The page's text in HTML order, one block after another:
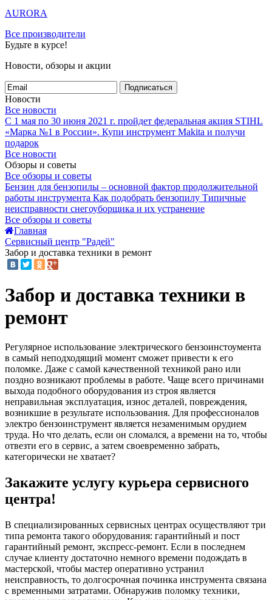
AURORA
Все производители
Будьте в курсе!
Новости, обзоры и акции
Подписаться
Новости
Все новости
С 1 мая по 30 июня 2021 г. пройдет федеральная акция STIHL
«Марка №1 в России». Купи инструмент Makita и получи
подарок
Все новости
Обзоры и советы
Все обзоры и советы
Бензин для бензопилы – основной фактор продолжительной
работы инструмента Как подобрать бензопилу Типичные
неисправности снегоуборщика и их устранение
Все обзоры и советы
Главная
Сервисный центр "Радей"
Забор и доставка техники в ремонт
Забор и доставка техники в
ремонт
Регулярное использование электрического бензоинстоумента
в самый неподходящий момент сможет привести к его
поломке. Даже с самой качественной техникой рано или
поздно возникают проблемы в работе. Чаще всего причинами
выхода подобного оборудования из строя является
неправильная эксплуатация, износ деталей, повреждения,
возникшие в результате использования. Для профессионалов
электро бензоинструмент является незаменимым орудием
труда. Но что делать, если он сломался, а времени на то, чтобы
отвезти его в сервис, а затем своевременно забрать,
категорически не хватает?
Закажите услугу курьера сервисного
центра!
В специализированных сервисных центрах осуществляют три
типа ремонта такого оборудования: гарантийный и пост
гарантийный ремонт, экспресс-ремонт. Если в последнем
случае клиенту достаточно немного времени подождать в
мастерской, чтобы мастер оперативно устранил
неисправность, то долгосрочная починка инструмента связана
с временными затратами. Обнаружив поломку техники,